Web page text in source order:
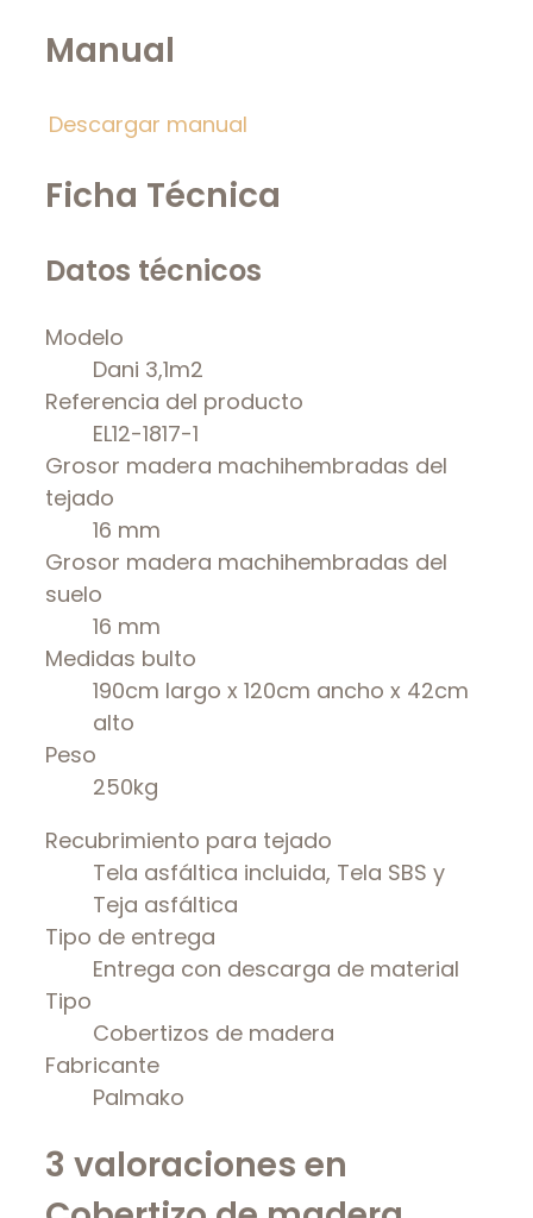
Manual
Descargar manual
Ficha Técnica
Datos técnicos
Modelo
Dani 3,1m2
Referencia del producto
EL12-1817-1
Grosor madera machihembradas del
tejado
16 mm
Grosor madera machihembradas del
suelo
16 mm
Medidas bulto
190cm largo x 120cm ancho x 42cm
alto
Peso
250kg
Recubrimiento para tejado
Tela asfáltica incluida, Tela SBS y
Teja asfáltica
Tipo de entrega
Entrega con descarga de material
Tipo
Cobertizos de madera
Fabricante
Palmako
3 valoraciones en